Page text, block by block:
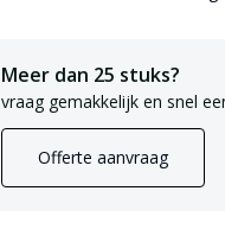
Meer dan 25 stuks?
vraag gemakkelijk en snel
Offerte aanvraag